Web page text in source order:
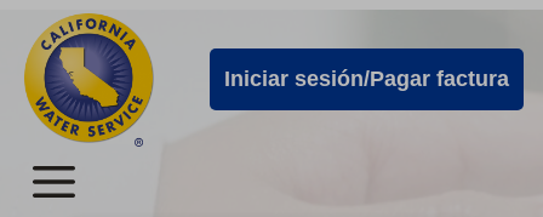
directamente
contenido
principal
Alertas
de
Cal
Water
Iniciar sesión/Pagar factura
Menú